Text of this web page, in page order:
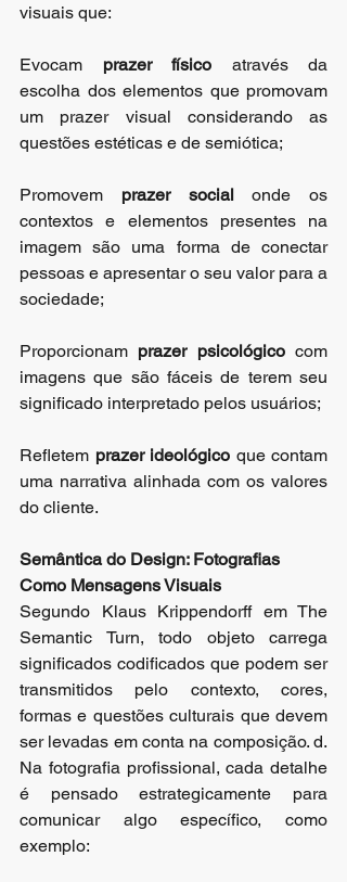
visuais que:
Evocam prazer físico através da
escolha dos elementos que promovam
um prazer visual considerando as
questões estéticas e de semiótica;
Promovem prazer social onde os
contextos e elementos presentes na
imagem são uma forma de conectar
pessoas e apresentar o seu valor para a
sociedade;
Proporcionam prazer psicológico com
imagens que são fáceis de terem seu
Refletem prazer ideológico que contam
uma narrativa alinhada com os valores
do cliente.
Semântica do Design: Fotografias
Como Mensagens Visuais
Segundo Klaus Krippendorff em The
Semantic Turn, todo objeto carrega
significados codificados que podem ser
transmitidos pelo contexto, cores,
formas e questões culturais que devem
ser levadas em conta na composição. d.
Na fotografia profissional, cada detalhe
é pensado estrategicamente para
comunicar algo específico, como
exemplo: